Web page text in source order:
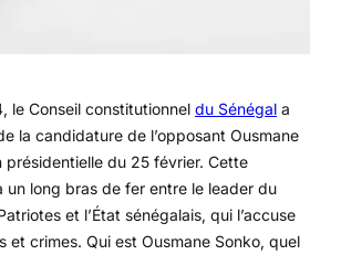
le Conseil constitutionnel du Sénégal a
la candidature de l’opposant Ousmane
présidentielle du 25 février. Cette
un long bras de fer entre le leader du
et l’État sénégalais, qui l’accuse
et crimes. Qui est Ousmane Sonko, quel